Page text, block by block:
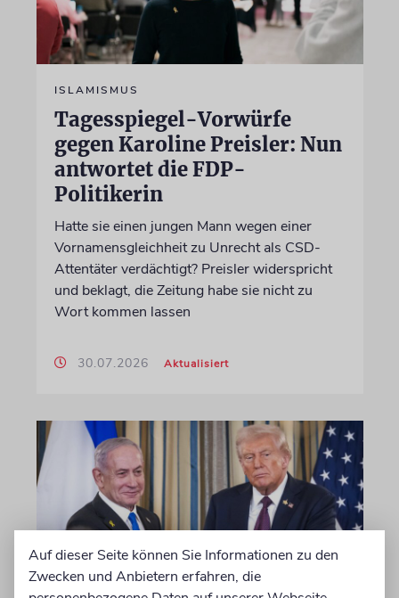
ISLAMISMUS
Tagesspiegel-Vorwürfe
gegen Karoline Preisler: Nun
antwortet die FDP-
Politikerin
Hatte sie einen jungen Mann wegen einer
Vornamensgleichheit zu Unrecht als CSD-
Attentäter verdächtigt? Preisler widerspricht
und beklagt, die Zeitung habe sie nicht zu
Wort kommen lassen
30.07.2026 Aktualisiert
Auf dieser Seite können Sie Informationen zu den
Zwecken und Anbietern erfahren, die